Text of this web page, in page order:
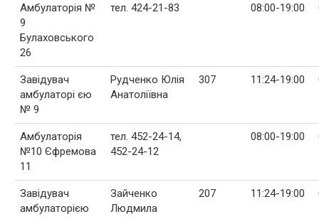
Амбулаторія №
9
Булаховського
26
тел. 424-21-83 08:00-19:00
Завідувач
амбулаторі єю
№ 9
Рудченко Юлія
Анатоліївна
307 11:24-19:00
Амбулаторія
№10 Єфремова
11
тел. 452-24-14,
452-24-12
08:00-19:00
Завідувач
амбулаторією
Зайченко
Людмила
207 11:24-19:00